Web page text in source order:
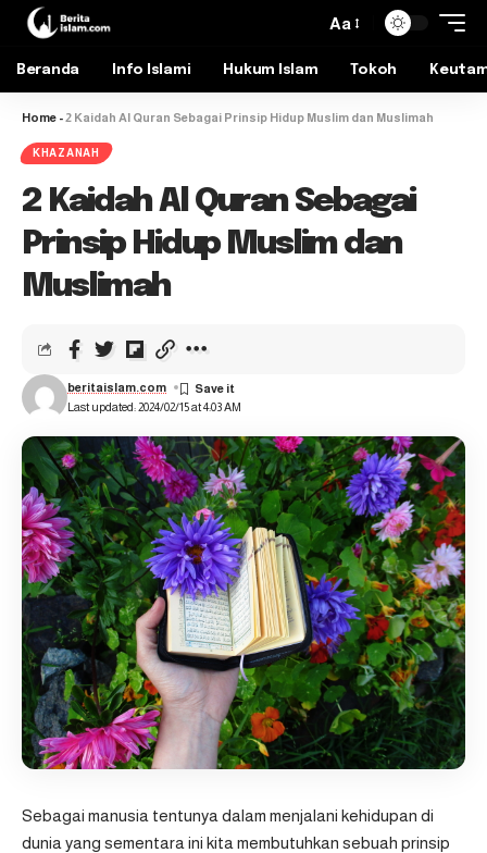
Aa
Beranda Info Islami Hukum Islam Tokoh
Home -2 Kaidah Al Quran Sebagai Prinsip Hidup Muslim dan Muslimah
KHAZANAH
2 Kaidah Al Quran Sebagai
Prinsip Hidup Muslim dan
Muslimah
Last updated: 2024/02/15 at 4:03 AM
beritaislam.com
Sebagai manusia tentunya dalam menjalani kehidupan di
dunia yang sementara ini kita membutuhkan sebuah prinsip